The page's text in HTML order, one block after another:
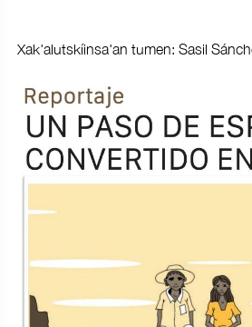
Xak'alutskíinsa'an tumen: Sasil